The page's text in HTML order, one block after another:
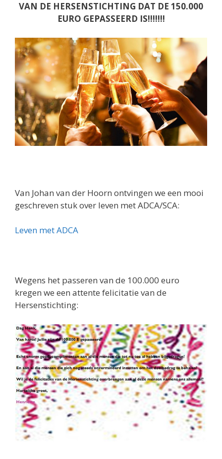
VAN DE HERSENSTICHTING DAT DE 150.000
EURO GEPASSEERD IS!!!!!!!
Van Johan van der Hoorn ontvingen we een mooi
geschreven stuk over leven met ADCA/SCA:
Leven met ADCA
Wegens het passeren van de 100.000 euro
kregen we een attente felicitatie van de
Hersenstichting: